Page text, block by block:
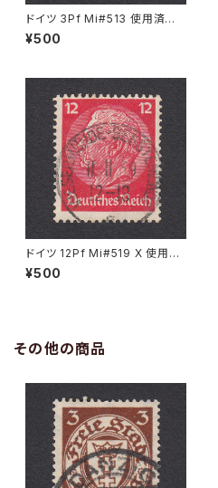
ドイツ 3Pf Mi#513 使用済み
切手｜ASCHAFFENBURG 5.1
1.1936
¥500
ドイツ 12Pf Mi#519 X 使用済
み切手｜WESERMÜNDE-GE
ESTEMÜNDE 11.11.1939
¥500
その他の商品